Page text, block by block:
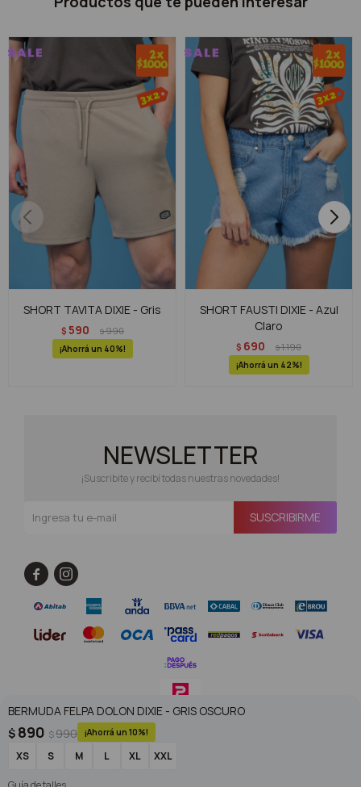
BERMUDA FELPA DOLON DIXIE - GRIS OSCURO
$ 890 $990 10
XS S M L XL XXL
SHORT TAVITA DIXIE - Gris
$ 590 $990
40
SHORT FAUSTI DIXIE - Azul
Claro
$ 690 $1.190
42
NEWSLETTER
¡Suscribite y recibí todas nuestras novedades!
SUSCRIBIRME
 
© Copyright 2026 / Superoutlet / FORTER S.A Rut 213720560017